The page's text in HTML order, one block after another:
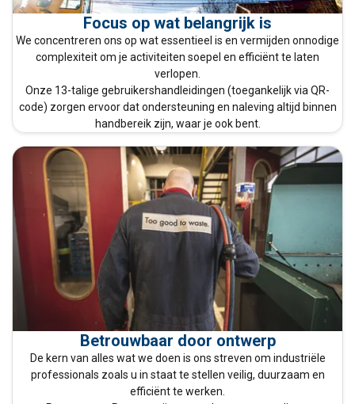
Focus op wat belangrijk is
We concentreren ons op wat essentieel is en vermijden onnodige
complexiteit om je activiteiten soepel en efficiënt te laten
verlopen.
Onze 13-talige gebruikershandleidingen (toegankelijk via QR-
code) zorgen ervoor dat ondersteuning en naleving altijd binnen
handbereik zijn, waar je ook bent.
Betrouwbaar door ontwerp
De kern van alles wat we doen is ons streven om industriële
professionals zoals u in staat te stellen veilig, duurzaam en
efficiënt te werken.